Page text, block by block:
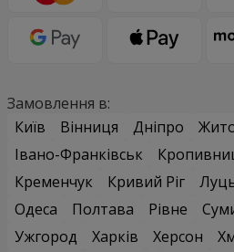
Замовлення в:
Київ
Вінниця Дніпро
Івано-Франківськ
Кременчук
Кривий Ріг
Одеса
Полтава Рівне
Ужгород
Харків Херсон